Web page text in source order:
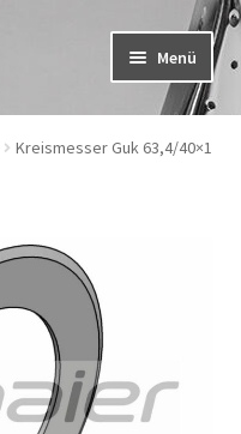
Menü
Kreismesser Guk 63,4/40×1